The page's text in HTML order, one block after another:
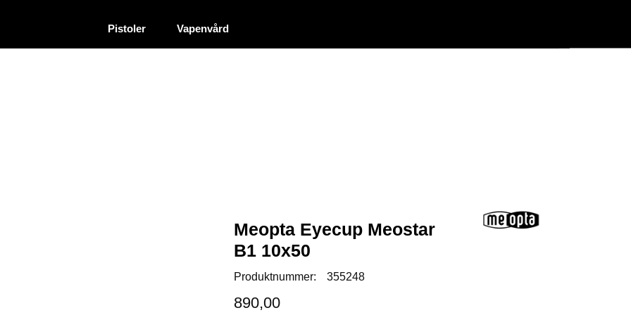
Pistoler Vapenvård
Meopta Eyecup Meostar
B1 10x50
Produktnummer: 355248
890,00